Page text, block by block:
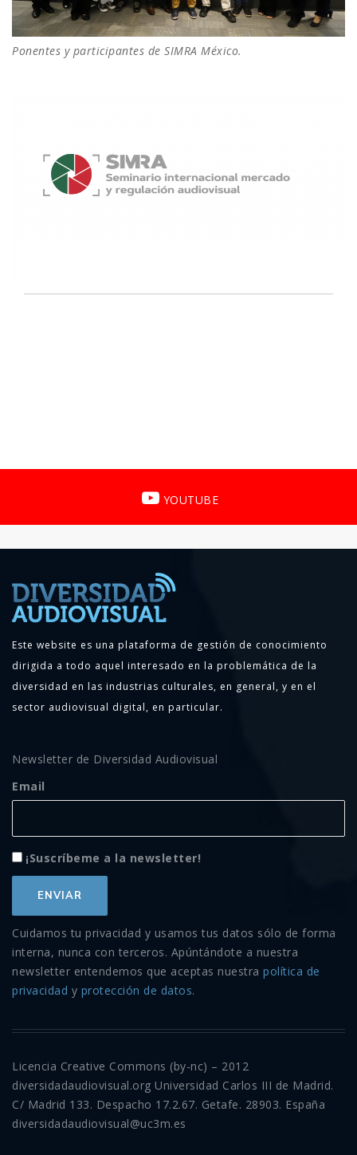
Ponentes y participantes de SIMRA México.
YOUTUBE
Este website es una plataforma de gestión de conocimiento
dirigida a todo aquel interesado en la problemática de la
diversidad en las industrias culturales, en general, y en el
sector audiovisual digital, en particular.
Newsletter de Diversidad Audiovisual
Email
¡Suscríbeme a la newsletter!
Cuidamos tu privacidad y usamos tus datos sólo de forma
interna, nunca con terceros. Apúntándote a nuestra
newsletter entendemos que aceptas nuestra política de
privacidad y protección de datos.
Licencia Creative Commons (by-nc) – 2012
diversidadaudiovisual.org Universidad Carlos III de Madrid.
C/ Madrid 133. Despacho 17.2.67. Getafe. 28903. España
diversidadaudiovisual@uc3m.es